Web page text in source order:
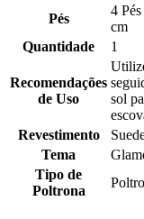
Pés
4
cm
Quantidade
1
Recomendações
de Uso
sol
Revestimento
Tema
Tipo de
Poltrona